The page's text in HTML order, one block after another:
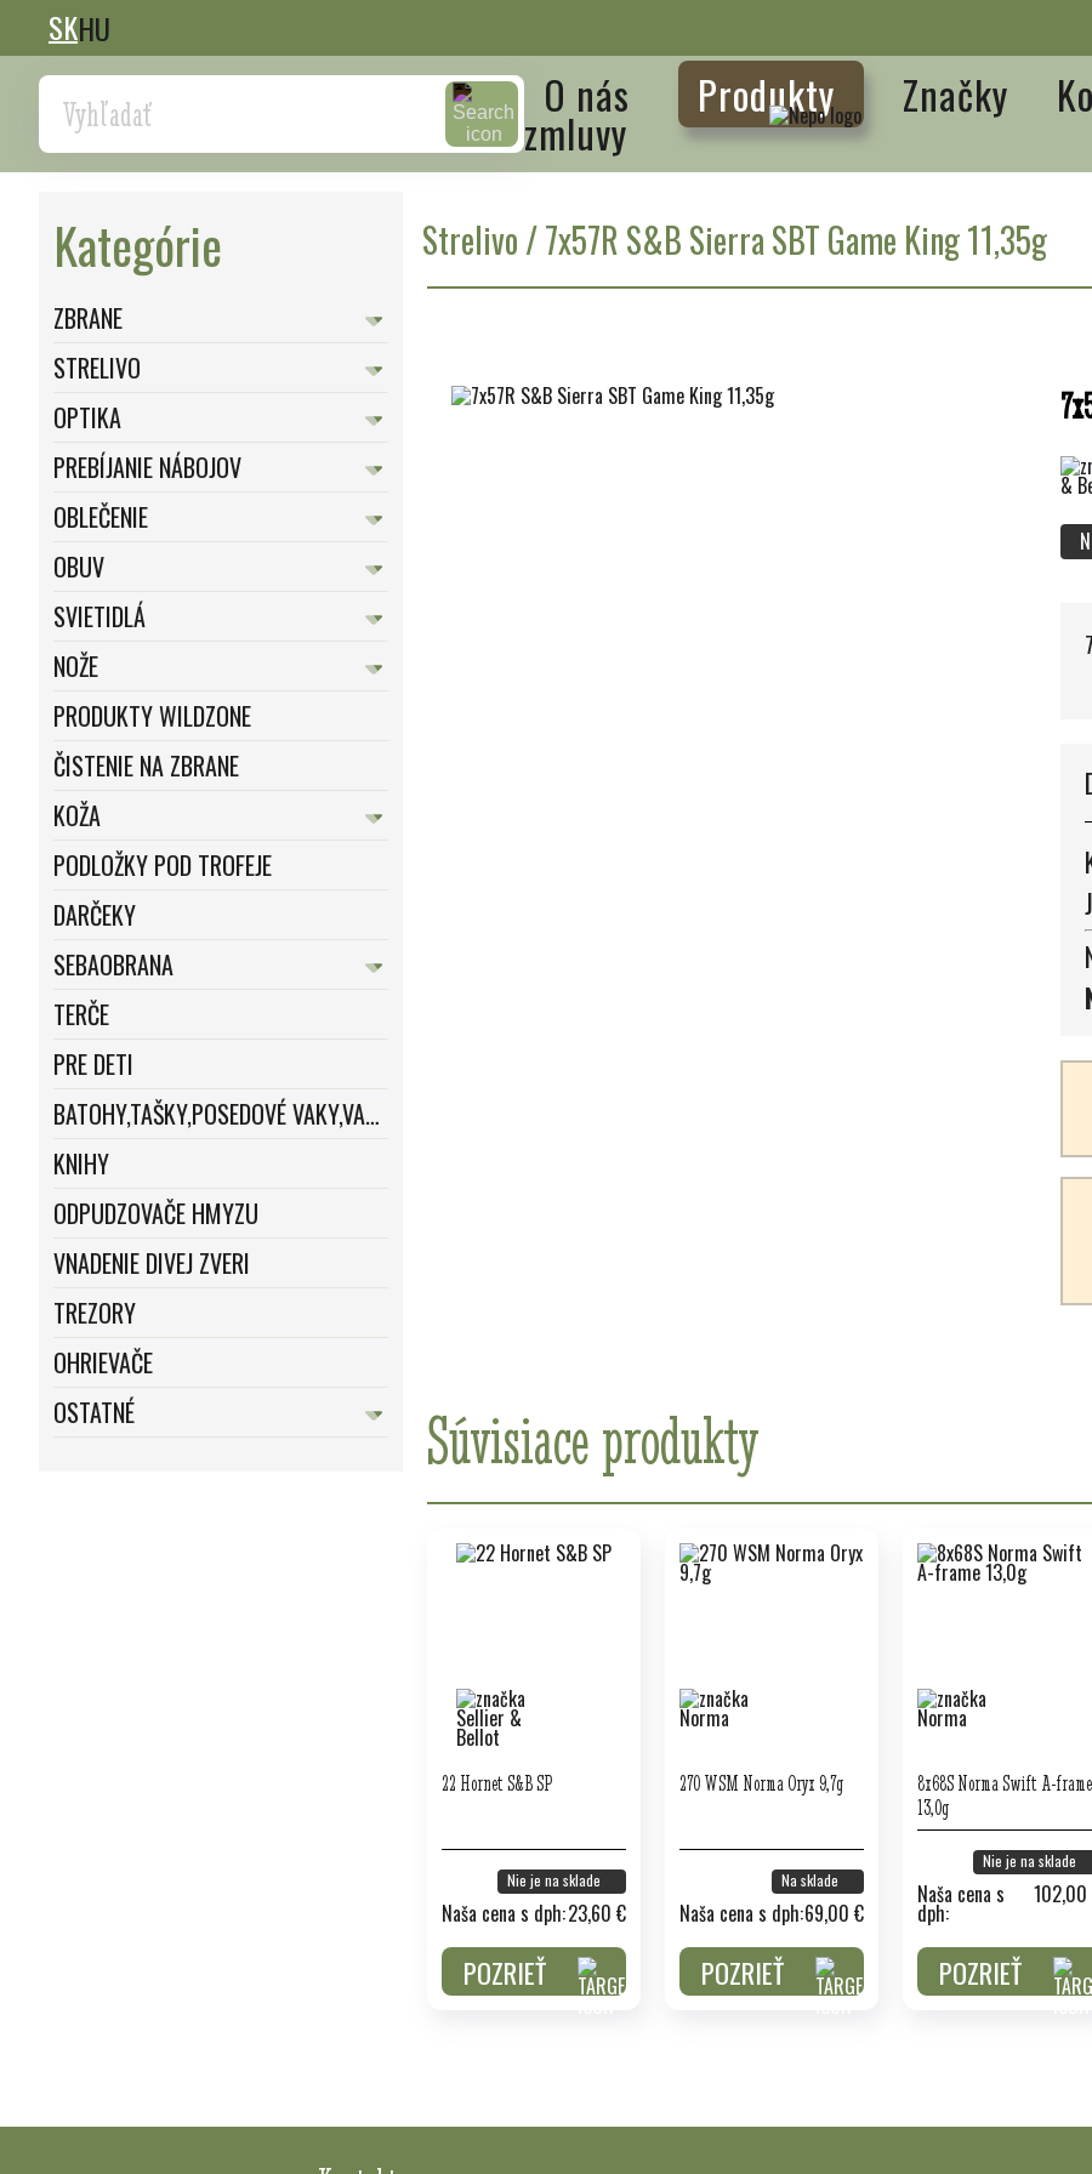
SKHU
Search O nás Produkty Značky
zmluvy
Kategórie
ZBRANE
STRELIVO
OPTIKA
PREBÍJANIE NÁBOJOV
OBLEČENIE
OBUV
SVIETIDLÁ
NOŽE
PRODUKTY WILDZONE
ČISTENIE NA ZBRANE
KOŽA
PODLOŽKY POD TROFEJE
DARČEKY
SEBAOBRANA
TERČE
PRE DETI
BATOHY,TAŠKY,POSEDOVÉ VAKY,VAKY
KNIHY
ODPUDZOVAČE HMYZU
VNADENIE DIVEJ ZVERI
TREZORY
OHRIEVAČE
OSTATNÉ
Strelivo/7x57R S&B Sierra SBT Game King 11,35g
Súvisiace produkty
22 Hornet S&B SP
Nie je na sklade
Naša cena s dph:23,60 €
POZRIEŤ
270 WSM Norma Oryx 9,7g
Na sklade
Naša cena s dph:69,00 €
POZRIEŤ
8x68S Norma Swift A-frame
13,0g
Nie je na sklade
Naša cena s
dph:
POZRIEŤ